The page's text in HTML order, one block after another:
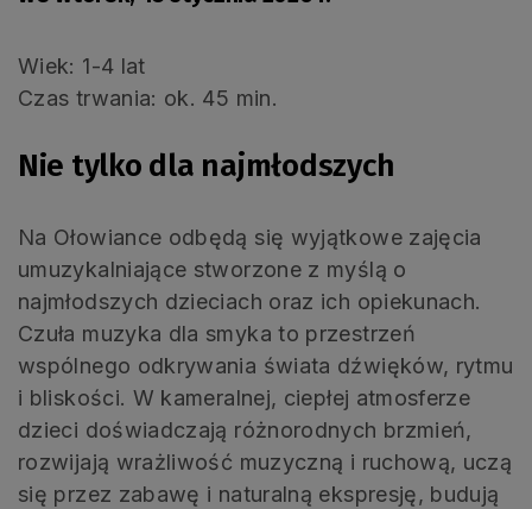
Wiek: 1-4 lat
Czas trwania: ok. 45 min.
Nie tylko dla najmłodszych
Na Ołowiance odbędą się wyjątkowe zajęcia
umuzykalniające stworzone z myślą o
najmłodszych dzieciach oraz ich opiekunach.
Czuła muzyka dla smyka to przestrzeń
wspólnego odkrywania świata dźwięków, rytmu
i bliskości. W kameralnej, ciepłej atmosferze
dzieci doświadczają różnorodnych brzmień,
rozwijają wrażliwość muzyczną i ruchową, uczą
się przez zabawę i naturalną ekspresję, budują